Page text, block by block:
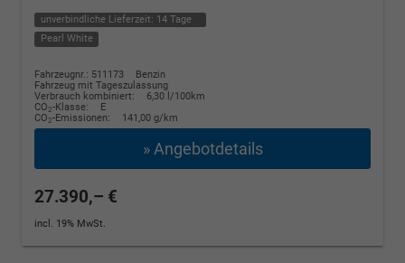
unverbindliche Lieferzeit: 14 Tage
Pearl White
Fahrzeugnr.: 511173
Benzin
Fahrzeug mit Tageszulassung
Verbrauch kombiniert:
6,30 l/100km
CO2-Klasse:
E
CO2-Emissionen: 141,00 g/km
» Angebotdetails
27.390,– €
incl. 19% MwSt.